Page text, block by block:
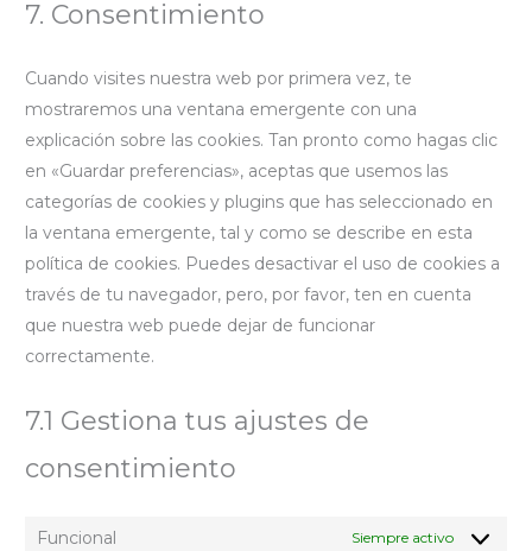
7. Consentimiento
Cuando visites nuestra web por primera vez, te
mostraremos una ventana emergente con una
explicación sobre las cookies. Tan pronto como hagas clic
en «Guardar preferencias», aceptas que usemos las
categorías de cookies y plugins que has seleccionado en
la ventana emergente, tal y como se describe en esta
política de cookies. Puedes desactivar el uso de cookies a
través de tu navegador, pero, por favor, ten en cuenta
que nuestra web puede dejar de funcionar
correctamente.
7.1 Gestiona tus ajustes de
consentimiento
Funcional Siempre activo